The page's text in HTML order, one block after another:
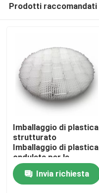
Casa.
Prodotti
Prodotti raccomandati
Imballaggio di plastica
strutturato
Imballaggio di plastica
ondulata per la
depurazione dei gas
residuiInvia richiesta